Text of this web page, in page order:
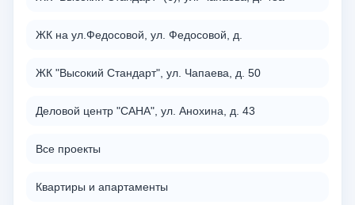
ЖК на ул.Федосовой, ул. Федосовой, д.
ЖК "Высокий Стандарт", ул. Чапаева, д. 50
Деловой центр "САНА", ул. Анохина, д. 43
Все проекты
Квартиры и апартаменты